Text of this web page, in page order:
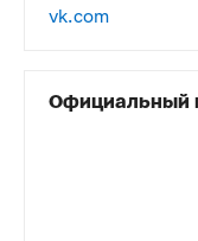
vk.com
Официальный